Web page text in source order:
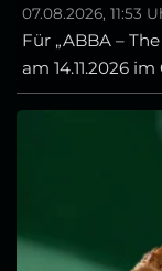
07.08.2026, 11:53
Für „ABBA –
am 14.11.2026